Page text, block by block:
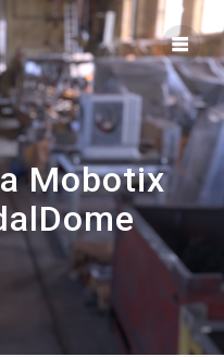
Mobotix